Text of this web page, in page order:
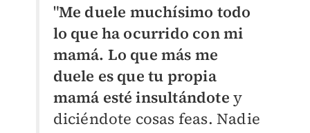
"Me duele muchísimo todo
lo que ha ocurrido con mi
mamá. Lo que más me
duele es que tu propia
mamá esté insultándotey
diciéndote cosas feas. Nadie